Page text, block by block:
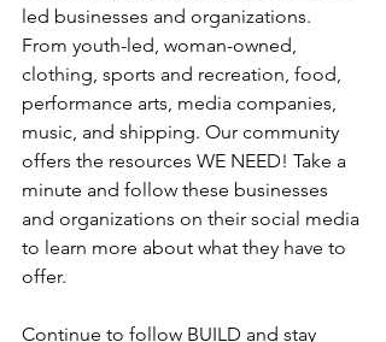
led businesses and organizations.
From youth-led, woman-owned,
clothing, sports and recreation, food,
performance arts, media companies,
music, and shipping. Our community
offers the resources WE NEED! Take a
minute and follow these businesses
and organizations on their social media
to learn more about what they have to
offer.
Continue to follow BUILD and stay